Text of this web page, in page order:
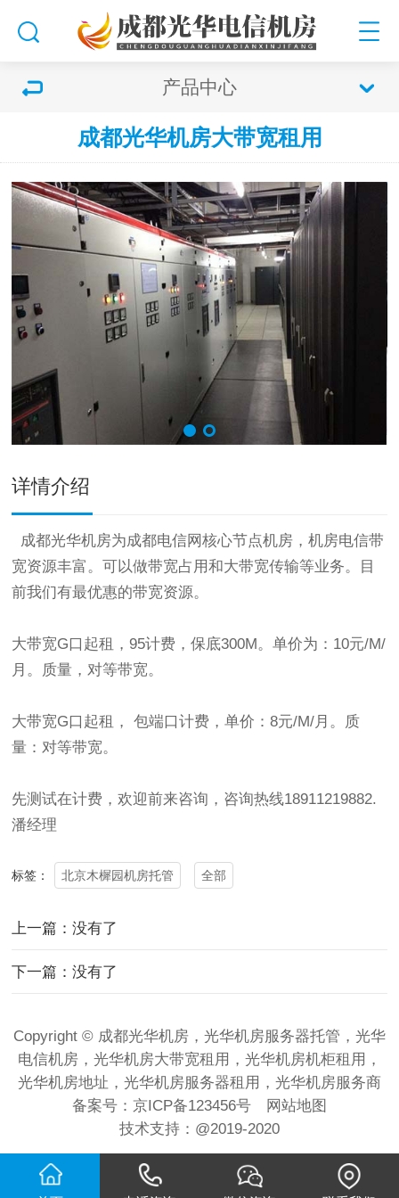
产品中心
成都光华机房大带宽租用
详情介绍
成都光华机房为成都电信网核心节点机房，机房电信带
宽资源丰富。可以做带宽占用和大带宽传输等业务。目
前我们有最优惠的带宽资源。
大带宽G口起租，95计费，保底300M。单价为：10元/M/
月。质量，对等带宽。
大带宽G口起租， 包端口计费，单价：8元/M/月。质
量：对等带宽。
先测试在计费，欢迎前来咨询，咨询热线18911219882.
潘经理
标签： 北京木樨园机房托管 全部
上一篇：没有了
下一篇：没有了
Copyright © 成都光华机房，光华机房服务器托管，光华
电信机房，光华机房大带宽租用，光华机房机柜租用，
光华机房地址，光华机房服务器租用，光华机房服务商
备案号： 京ICP备123456号
网站地图
技术支持： @2019-2020